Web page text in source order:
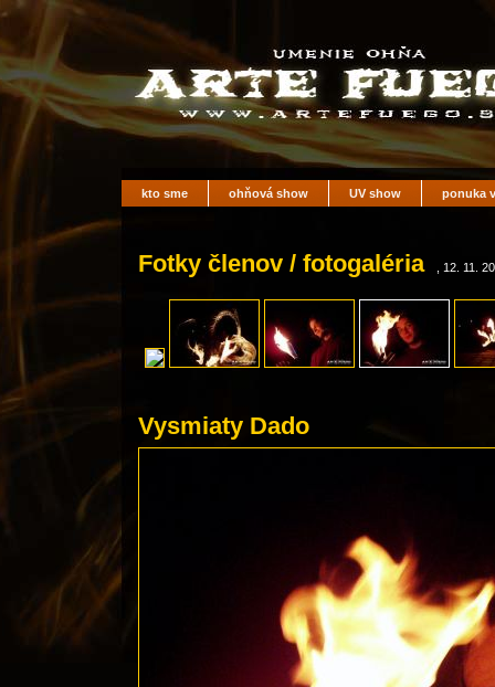
kto sme ohňová show UV show ponuka
Fotky členov / fotogaléria , 12. 11.
Vysmiaty Dado